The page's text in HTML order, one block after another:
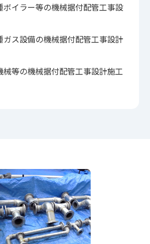
ボイラー等の機械据付配管工事設
ガス設備の機械据付配管工事設計
械等の機械据付配管工事設計施工